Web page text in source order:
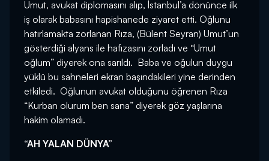
Umut, avukat diplomasını alıp, İstanbul’a dönünce ilk
iş olarak babasını hapishanede ziyaret etti. Oğlunu
hatırlamakta zorlanan Rıza, (Bülent Seyran) Umut’un
gösterdiği alyans ile hafızasını zorladı ve “Umut
oğlum” diyerek ona sarıldı. Baba ve oğulun duygu
yüklü bu sahneleri ekran başındakileri yine derinden
etkiledi. Oğlunun avukat olduğunu öğrenen Rıza
“Kurban olurum ben sana” diyerek göz yaşlarına
hakim olamadı.
“AH YALAN DÜNYA”